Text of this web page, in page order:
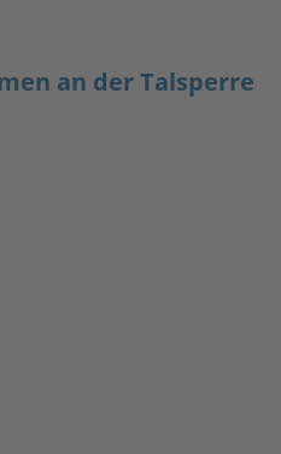
an der Talsperre